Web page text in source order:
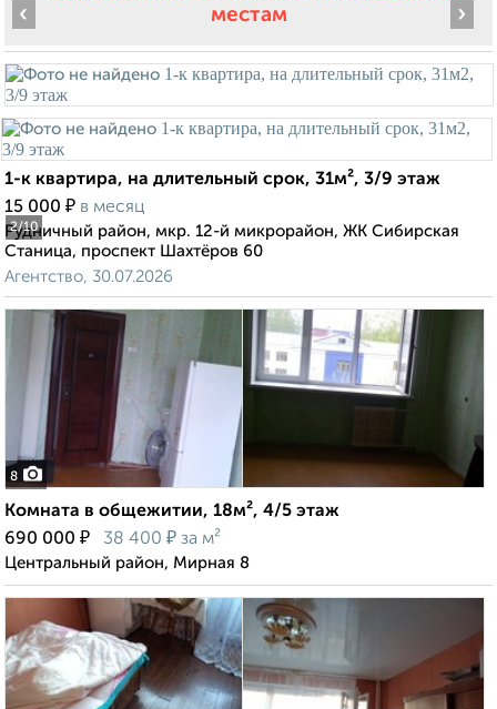
местам
2/10
‹ ›
1-к квартира, на длительный срок, 31м², 3/9 этаж
15 000 ₽ в месяц
Рудничный район, мкр. 12-й микрорайон, ЖК Сибирская
Станица, проспект Шахтёров 60
Агентство, 30.07.2026
8
Комната в общежитии, 18м², 4/5 этаж
690 000 ₽ 38 400 ₽ за м²
Центральный район, Мирная 8